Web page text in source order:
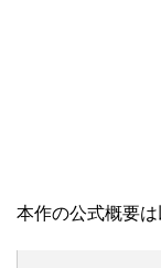
本作の公式概要は